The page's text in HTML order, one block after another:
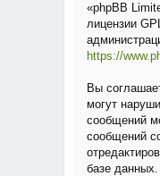
«phpBB
лицензии
https://
Вы
могут
сообщений
сообщений
базе